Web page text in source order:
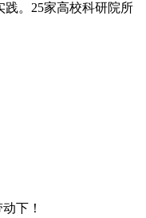
。25家高校科研院所
下！